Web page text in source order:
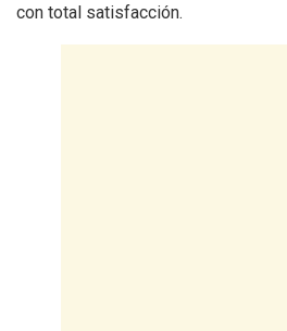
con total satisfacción.